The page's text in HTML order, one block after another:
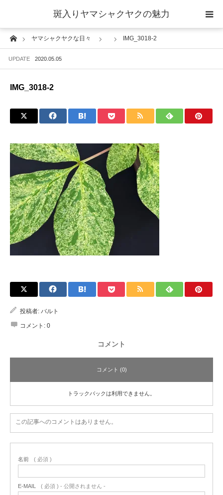
斑入りヤマシャクヤクの魅力
Homeヤマシャクヤクな日々 IMG_3018-2
UPDATE 2020.05.05
IMG_3018-2
投稿者: バルト
コメント: 0
コメント
コメント (0)
トラックバックは利用できません。
この記事へのコメントはありません。
名前 ( 必須 )
E-MAIL ( 必須 ) - 公開されません -
当サイトについて
斑入りヤマシャクヤクの魅力 ギャラリー